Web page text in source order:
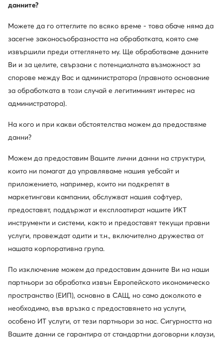
Ugg
Ugg
Апрески · Кафяв
Боти · Кафяв
данните?
Можете да го оттеглите по всяко време - това обаче няма да
засегне законосъобразността на обработката, която сме
извършили преди оттеглянето му. Ще обработваме данните
Ви и за целите, свързани с потенциалната възможност за
спорове между Вас и администратора (правното основание
за обработката в този случай е легитимният интерес на
администратора).
На кого и при какви обстоятелства можем да предоствяме
данни?
Можем да предоставим Вашите лични данни на структури,
които ни помагат да управляваме нашия уебсайт и
приложението, например, които ни подкрепят в
маркетингови кампании, обслужват нашия софтуер,
предоставят, поддържат и експлоатират нашите ИКТ
инструменти и системи, както и предоставят текущи правни
услуги, провеждат одити и т.н., включително дружества от
нашата корпоративна група.
По изключение можем да предоставим данните Ви на наши
партньори за обработка извън Европейското икономическо
пространство (ЕИП), основно в САЩ, но само доколкото е
необходимо, във връзка с предоставянето на услуги,
особено ИТ услуги, от тези партньори за нас. Сигурността на
Вашите данни се гарантира от стандартни договорни клаузи,